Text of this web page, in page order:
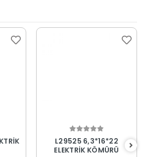
L29525 6,3*16*22
ELEKTRİK KÖMÜRÜ